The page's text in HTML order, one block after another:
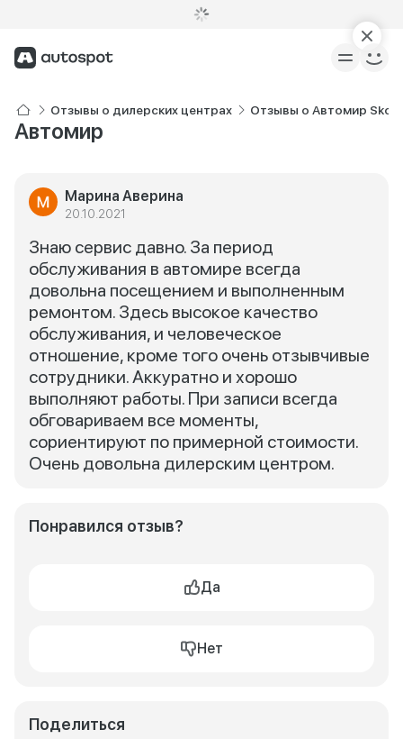
Отзывы о дилерских центрах Отзывы о Автомир
Автомир
Марина Аверина
20.10.2021
Знаю сервис давно. За период
обслуживания в автомире всегда
довольна посещением и выполненным
ремонтом. Здесь высокое качество
обслуживания, и человеческое
отношение, кроме того очень отзывчивые
сотрудники. Аккуратно и хорошо
выполняют работы. При записи всегда
обговариваем все моменты,
сориентируют по примерной стоимости.
Очень довольна дилерским центром.
Понравился отзыв?
Да
Нет
Поделиться